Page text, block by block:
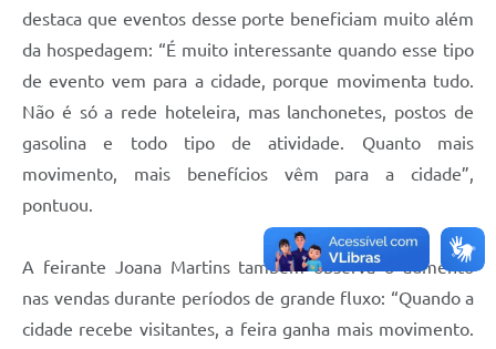
destaca que eventos desse porte beneficiam muito além
da hospedagem: “É muito interessante quando esse tipo
de evento vem para a cidade, porque movimenta tudo.
Não é só a rede hoteleira, mas lanchonetes, postos de
gasolina e todo tipo de atividade. Quanto mais
movimento, mais benefícios vêm para a cidade”,
pontuou.
A feirante Joana Martins também observa o aumento
nas vendas durante períodos de grande fluxo: “Quando a
cidade recebe visitantes, a feira ganha mais movimento.